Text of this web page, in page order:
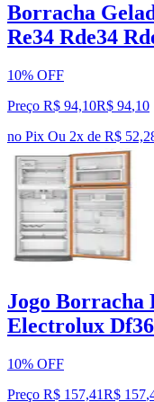
Borracha
Re34 Rde34
10% OFF
Preço R$ 94,10R$ 94,10
no Pix Ou 2x de R$
Jogo Borracha
Electrolux
10% OFF
Preço R$ 157,41R$ 157,